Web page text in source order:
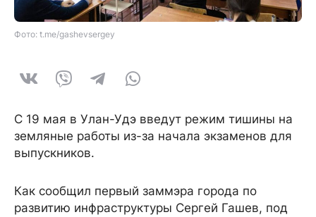
Фото: t.me/gashevsergey
С 19 мая в Улан-Удэ введут режим тишины на
земляные работы из-за начала экзаменов для
выпускников.
Как сообщил первый заммэра города по
развитию инфраструктуры Сергей Гашев, под